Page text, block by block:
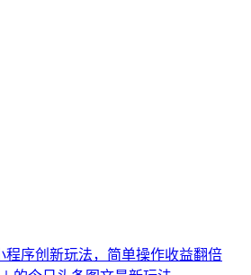
程序创新玩法，简单操作收益翻倍